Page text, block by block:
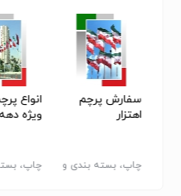
سفارش پرچم
اهتزار
چاپ، بسته بندی و
انواع
ویژه
چاپ،